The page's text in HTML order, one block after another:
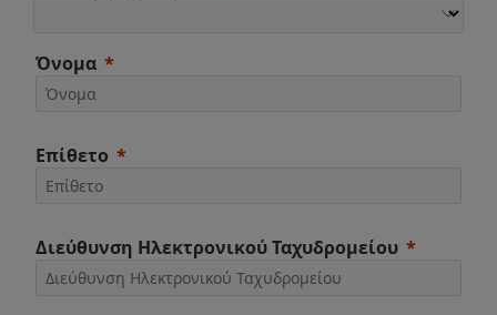
Όνομα
Επίθετο
Διεύθυνση Ηλεκτρονικού Ταχυδρομείου